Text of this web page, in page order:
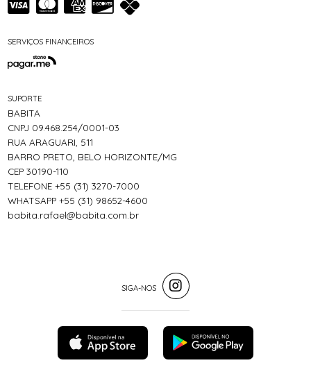
SERVIÇOS FINANCEIROS
SUPORTE
BABITA
CNPJ 09.468.254/0001-03
RUA ARAGUARI, 511
BARRO PRETO, BELO HORIZONTE/MG
CEP 30190-110
TELEFONE +55 (31) 3270-7000
WHATSAPP +55 (31) 98652-4600
babita.rafael@babita.com.br